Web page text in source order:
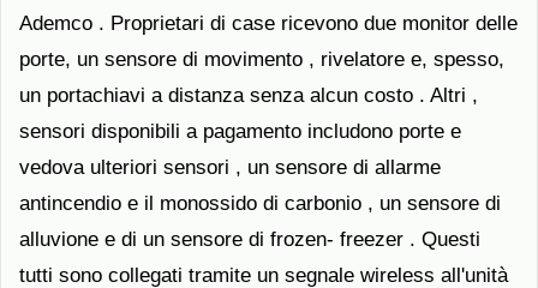
Ademco . Proprietari di case ricevono due monitor delle
porte, un sensore di movimento , rivelatore e, spesso,
un portachiavi a distanza senza alcun costo . Altri ,
sensori disponibili a pagamento includono porte e
vedova ulteriori sensori , un sensore di allarme
antincendio e il monossido di carbonio , un sensore di
alluvione e di un sensore di frozen- freezer . Questi
tutti sono collegati tramite un segnale wireless all'unità